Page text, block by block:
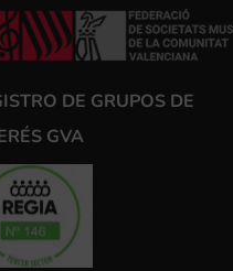
DE GRUPOS DE
GVA